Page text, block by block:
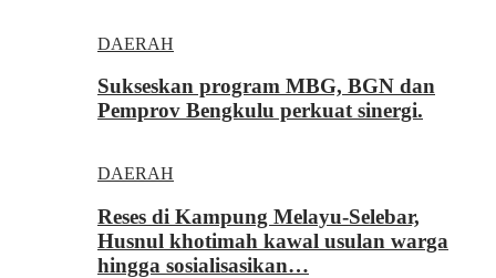
DAERAH
Sukseskan program MBG, BGN dan
Pemprov Bengkulu perkuat sinergi.
DAERAH
Reses di Kampung Melayu-Selebar,
Husnul khotimah kawal usulan warga
hingga sosialisasikan…